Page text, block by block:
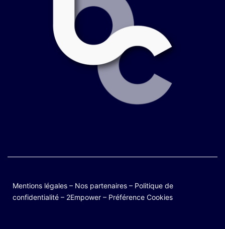
Mentions légales – Nos partenaires – Politique de
confidentialité – 2Empower – Préférence Cookies